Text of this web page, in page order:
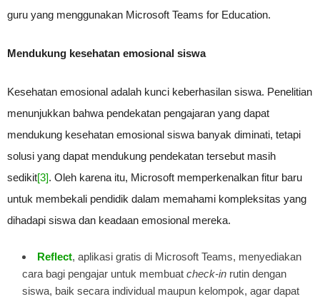
guru yang menggunakan Microsoft Teams for Education.
Mendukung kesehatan emosional siswa
Kesehatan emosional adalah kunci keberhasilan siswa. Penelitian
menunjukkan bahwa pendekatan pengajaran yang dapat
mendukung kesehatan emosional siswa banyak diminati, tetapi
solusi yang dapat mendukung pendekatan tersebut masih
sedikit[3]. Oleh karena itu, Microsoft memperkenalkan fitur baru
untuk membekali pendidik dalam memahami kompleksitas yang
dihadapi siswa dan keadaan emosional mereka.
Reflect, aplikasi gratis di Microsoft Teams, menyediakan
cara bagi pengajar untuk membuat check-in rutin dengan
siswa, baik secara individual maupun kelompok, agar dapat